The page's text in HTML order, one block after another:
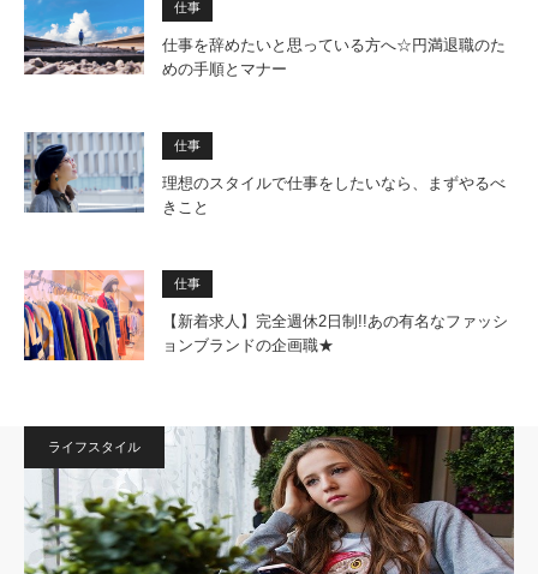
仕事
仕事を辞めたいと思っている方へ☆円満退職のた
めの手順とマナー
仕事
理想のスタイルで仕事をしたいなら、まずやるべ
きこと
仕事
【新着求人】完全週休2日制!!あの有名なファッシ
ョンブランドの企画職★
ライフスタイル